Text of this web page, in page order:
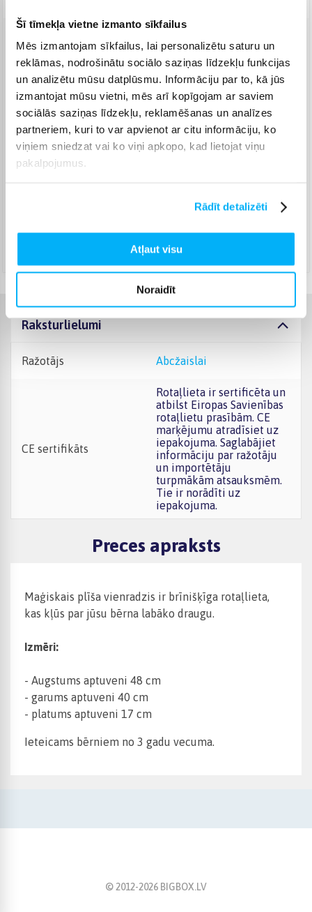
Šī tīmekļa vietne izmanto sīkfailus
Mēs izmantojam sīkfailus, lai personalizētu saturu un
reklāmas, nodrošinātu sociālo saziņas līdzekļu funkcijas
un analizētu mūsu datplūsmu. Informāciju par to, kā jūs
izmantojat mūsu vietni, mēs arī kopīgojam ar saviem
sociālās saziņas līdzekļu, reklamēšanas un analīzes
partneriem, kuri to var apvienot ar citu informāciju, ko
viņiem sniedzat vai ko viņi apkopo, kad lietojat viņu
pakalpojumus.
Rādīt detalizēti
Atļaut visu
Noraidīt
Venipak pakomāts (2,99 €)
Augusts 17d. - Augusts 26d.
Venipak Kurjers (4,99 €)
Apmaksā pilnu summu skaidrā naudā piegādes brīdī.
Augusts 18d. - Augusts 27d.
Omniva pakomāts (3,99 €)
Augusts 17d. - Augusts 26d.
Smartposti pakomāts
Augusts 18d. - Augusts 27d.
Raksturlielumi
Ražotājs abcžaislai
CE sertifikāts
Rotaļlieta ir sertificēta un
atbilst Eiropas Savienības
rotaļlietu prasībām. CE
marķējumu atradīsiet uz
iepakojuma. Saglabājiet
informāciju par ražotāju
un importētāju
turpmākām atsauksmēm.
Tie ir norādīti uz
iepakojuma.
Preces apraksts
Maģiskais plīša vienradzis ir brīnišķīga rotaļlieta,
kas kļūs par jūsu bērna labāko draugu.
Izmēri:
- Augstums aptuveni 48 cm
- garums aptuveni 40 cm
- platums aptuveni 17 cm
Ieteicams bērniem no 3 gadu vecuma.
© 2012-2026 BIGBOX.LV